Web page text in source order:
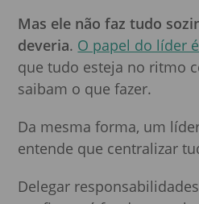
Mas ele não faz tudo
deveria. O papel do líder
que tudo esteja no ritmo
saibam o que fazer.
Da mesma forma, um
entende que centralizar
Delegar